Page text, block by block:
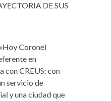
DE SUS
Coronel
en
con CREUS; con
servicio de
y una ciudad que